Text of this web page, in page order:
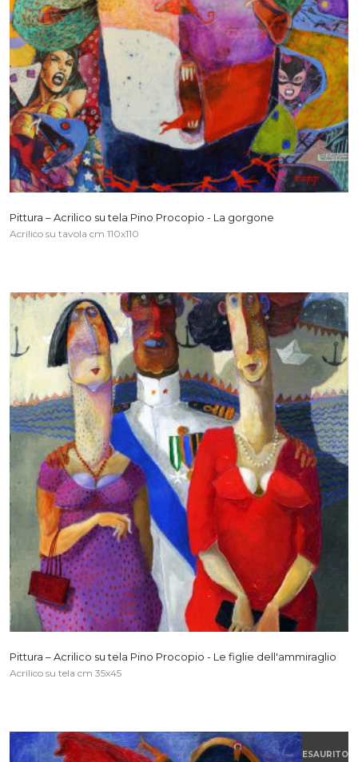
Pittura – Acrilico su tela Pino Procopio - La gorgone
Acrilico su tavola cm 110x110
Pittura – Acrilico su tela Pino Procopio - Le figlie dell'ammiraglio
Acrilico su tela cm 35x45
ESAURITO